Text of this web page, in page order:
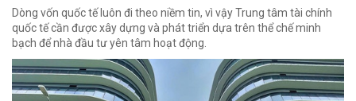
Dòng vốn quốc tế luôn đi theo niềm tin, vì vậy Trung tâm tài chính
quốc tế cần được xây dựng và phát triển dựa trên thể chế minh
bạch để nhà đầu tư yên tâm hoạt động.